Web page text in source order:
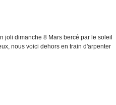
joli dimanche 8 Mars bercé par le soleil
nous voici dehors en train d'arpenter